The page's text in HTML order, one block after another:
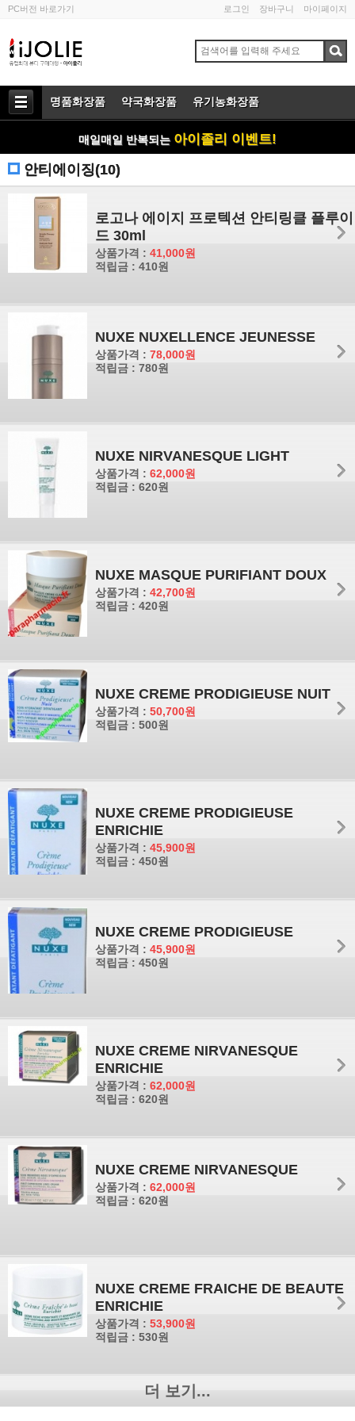
PC버전 바로가기 로그인 장바구니 마이페이지
명품화장품 약국화장품 유기농화장품
매일매일 반복되는 아이졸리 이벤트!
안티에이징(10)
로고나 에이지 프로텍션 안티링클 플루이
드 30ml
상품가격 : 41,000원
적립금 : 410원
NUXE NUXELLENCE JEUNESSE
상품가격 : 78,000원
적립금 : 780원
NUXE NIRVANESQUE LIGHT
상품가격 : 62,000원
적립금 : 620원
NUXE MASQUE PURIFIANT DOUX
상품가격 : 42,700원
적립금 : 420원
NUXE CREME PRODIGIEUSE NUIT
상품가격 : 50,700원
적립금 : 500원
NUXE CREME PRODIGIEUSE
ENRICHIE
상품가격 : 45,900원
적립금 : 450원
NUXE CREME PRODIGIEUSE
상품가격 : 45,900원
적립금 : 450원
NUXE CREME NIRVANESQUE
ENRICHIE
상품가격 : 62,000원
적립금 : 620원
NUXE CREME NIRVANESQUE
상품가격 : 62,000원
적립금 : 620원
NUXE CREME FRAICHE DE BEAUTE
ENRICHIE
상품가격 : 53,900원
적립금 : 530원
더 보기...